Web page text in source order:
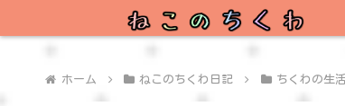
ホーム ねこのちくわ日記 ちくわの生活